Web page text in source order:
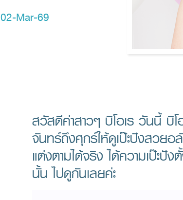
02-Mar-69
สวัสดีค่าสาวๆ บิโอเร วันนี้ บิ
จันทร์ถึงศุกร์ให้ดูเป๊ะปังสวย
แต่งตามได้จริง ได้ความเป๊ะ
นั้น ไปดูกันเลยค่ะ